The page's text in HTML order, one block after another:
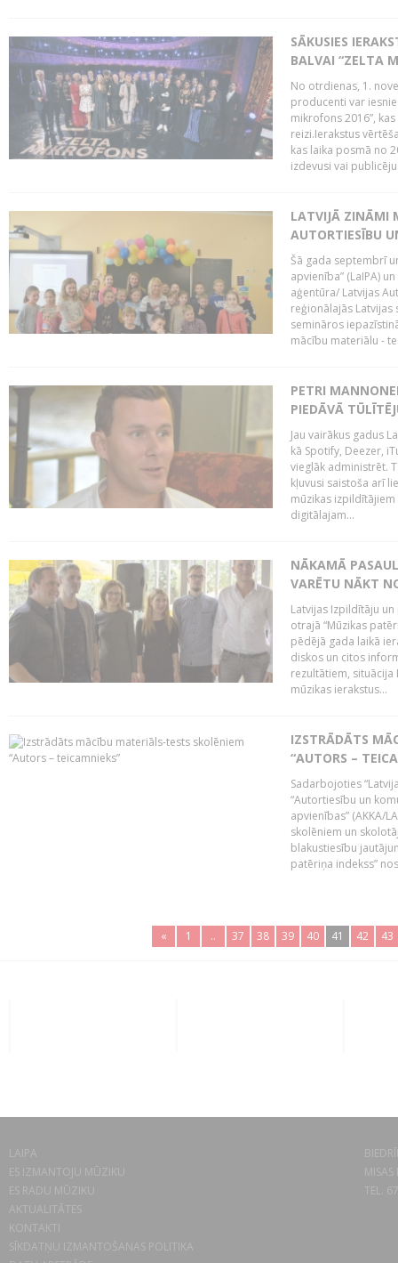
SĀKUSIES
BALVAI “ZELTA
No otrdienas, 1.
producenti var
mikrofons 2016”,
reizi.Ierakstus
kas laika posmā no
izdevusi vai
LATVIJĀ ZINĀMI
AUTORTIESĪBU
Šā gada septembrī
apvienība” (LaIPA)
aģentūra/ Latvijas
reģionālajās
semināros
mācību materiālu -
PETRI
PIEDĀVĀ
Jau vairākus gadus
kā Spotify, Deezer,
vieglāk administrēt.
kļuvusi saistoša arī
mūzikas
digitālajam...
NĀKAMĀ
VARĒTU NĀKT
Latvijas Izpildītāju
otrajā “Mūzikas
pēdējā gada laikā
diskos un citos
rezultātiem, situācija
mūzikas ierakstus...
IZSTRĀDĀTS
“AUTORS –
Sadarbojoties
“Autortiesību un
apvienības” (AKKA/
skolēniem un
blakustiesību
patēriņa indekss”
« 1 .. 37 38 39 40 41 42 43
LAIPA
ES IZMANTOJU MŪZIKU
ES RADU MŪZIKU
AKTUALITĀTES
KONTAKTI
SĪKDATŅU IZMANTOŠANAS POLITIKA
TEL.